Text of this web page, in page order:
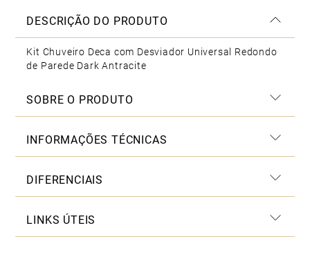
DESCRIÇÃO DO PRODUTO
Kit Chuveiro Deca com Desviador Universal Redondo
de Parede Dark Antracite
SOBRE O PRODUTO
INFORMAÇÕES TÉCNICAS
DIFERENCIAIS
LINKS ÚTEIS